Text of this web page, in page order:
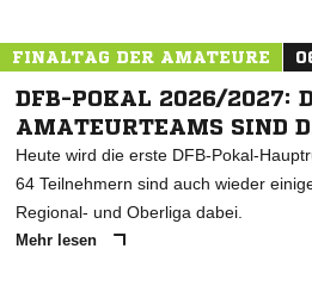
FINALTAG DER AMATEURE
DFB-POKAL 2026/2027:
AMATEURTEAMS SIND
Heute wird die erste DFB-Pokal-
64 Teilnehmern sind auch wieder
Regional- und Oberliga dabei.
Mehr lesen